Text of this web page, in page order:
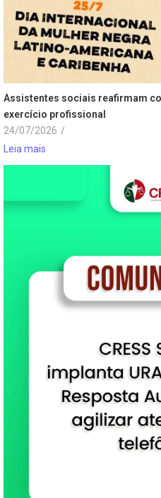
Assistentes sociais reafirmam
exercício profissional
24/07/2026 /
Leia mais